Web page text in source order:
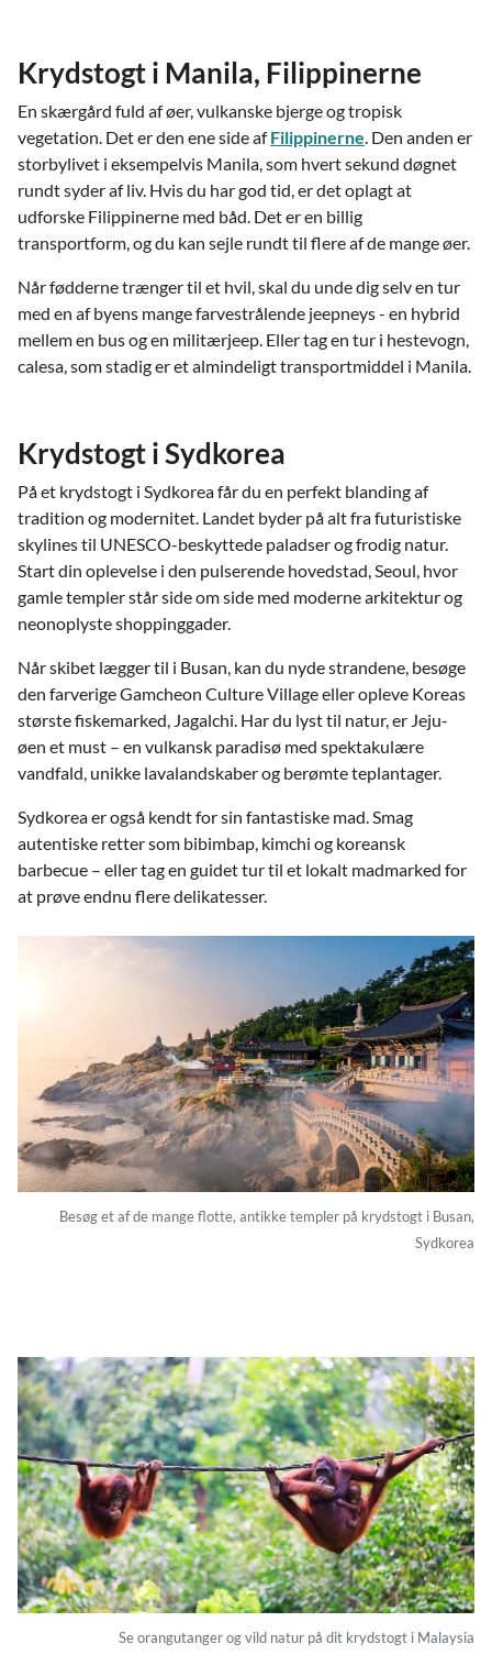
Krydstogt i Manila, Filippinerne
En skærgård fuld af øer, vulkanske bjerge og tropisk
vegetation. Det er den ene side afFilippinerne. Den anden er
storbylivet i eksempelvis Manila, som hvert sekund døgnet
rundt syder af liv. Hvis du har god tid, er det oplagt at
udforske Filippinerne med båd. Det er en billig
transportform, og du kan sejle rundt til flere af de mange øer.
Når fødderne trænger til et hvil, skal du unde dig selv en tur
med en af byens mange farvestrålende jeepneys - en hybrid
mellem en bus og en militærjeep. Eller tag en tur i hestevogn,
calesa, som stadig er et almindeligt transportmiddel i Manila.
Krydstogt i Sydkorea
På et krydstogt i Sydkorea får du en perfekt blanding af
tradition og modernitet. Landet byder på alt fra futuristiske
skylines til UNESCO-beskyttede paladser og frodig natur.
Start din oplevelse i den pulserende hovedstad, Seoul, hvor
gamle templer står side om side med moderne arkitektur og
neonoplyste shoppinggader.
Når skibet lægger til i Busan, kan du nyde strandene, besøge
den farverige Gamcheon Culture Village eller opleve Koreas
største fiskemarked, Jagalchi. Har du lyst til natur, er Jeju-
øen et must – en vulkansk paradisø med spektakulære
vandfald, unikke lavalandskaber og berømte teplantager.
Sydkorea er også kendt for sin fantastiske mad. Smag
autentiske retter som bibimbap, kimchi og koreansk
barbecue – eller tag en guidet tur til et lokalt madmarked for
at prøve endnu flere delikatesser.
Besøg et af de mange flotte, antikke templer på krydstogt i Busan,
Sydkorea
Se orangutanger og vild natur på dit krydstogt i Malaysia